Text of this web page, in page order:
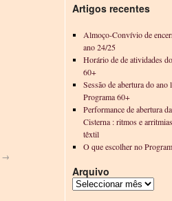
→
Artigos recentes
Almoço-Convívio de
ano 24/25
Horário de de atividades
60+
Sessão de abertura do ano
Programa 60+
Performance de abertura
Cisterna : ritmos e
têxtil
O que escolher no
Arquivo